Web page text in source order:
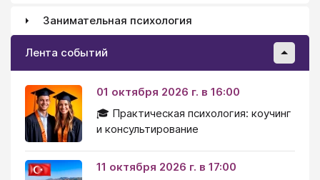
Занимательная психология
Лента событий
01 октября 2026 г. в 16:00
🎓 Практическая психология: коучинг
и консультирование
11 октября 2026 г. в 17:00